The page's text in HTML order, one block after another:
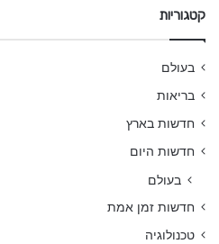
קטגוריות
בעולם
בריאות
חדשות בארץ
חדשות היום
בעולם
חדשות זמן אמת
טכנולוגיה